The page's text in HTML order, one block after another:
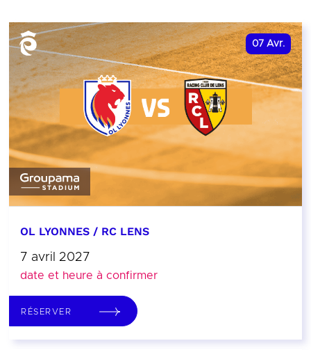
07 Avr.
OL LYONNES / RC LENS
7 avril 2027
date et heure à confirmer
RÉSERVER